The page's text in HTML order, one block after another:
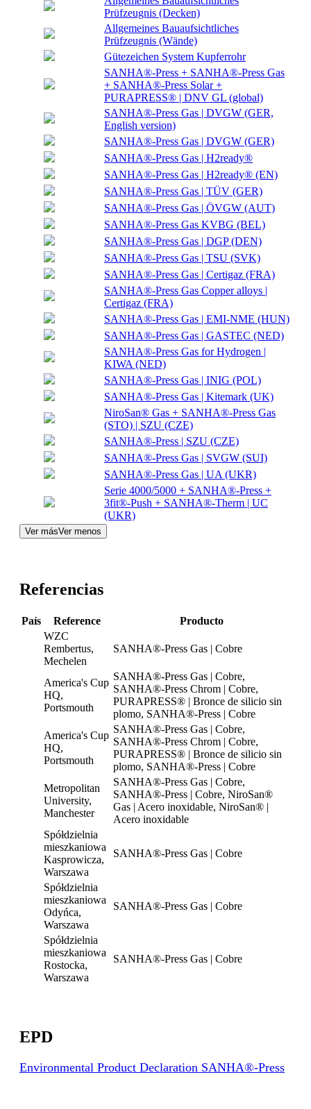
Prüfzeugnis (Decken)
Allgemeines Bauaufsichtliches
Prüfzeugnis (Wände)
Gütezeichen System Kupferrohr
SANHA®-Press + SANHA®-Press Gas
+ SANHA®-Press Solar +
PURAPRESS® | DNV GL (global)
SANHA®-Press Gas | DVGW (GER,
English version)
SANHA®-Press Gas | DVGW (GER)
SANHA®-Press Gas | H2ready®
SANHA®-Press Gas | H2ready® (EN)
SANHA®-Press Gas | TÜV (GER)
SANHA®-Press Gas | ÖVGW (AUT)
SANHA®-Press Gas KVBG (BEL)
SANHA®-Press Gas | DGP (DEN)
SANHA®-Press Gas | TSU (SVK)
SANHA®-Press Gas | Certigaz (FRA)
SANHA®-Press Gas Copper alloys |
Certigaz (FRA)
SANHA®-Press Gas | EMI-NME (HUN)
SANHA®-Press Gas | GASTEC (NED)
SANHA®-Press Gas for Hydrogen |
KIWA (NED)
SANHA®-Press Gas | INIG (POL)
SANHA®-Press Gas | Kitemark (UK)
NiroSan® Gas + SANHA®-Press Gas
(STO) | SZU (CZE)
SANHA®-Press | SZU (CZE)
SANHA®-Press Gas | SVGW (SUI)
SANHA®-Press Gas | UA (UKR)
Serie 4000/5000 + SANHA®-Press +
3fit®-Push + SANHA®-Therm | UC
(UKR)
Ver másVer menos
Referencias
País Reference
Producto
WZC
Rembertus,
Mechelen
SANHA®-Press Gas | Cobre
America's Cup
HQ,
Portsmouth
SANHA®-Press Gas | Cobre,
SANHA®-Press Chrom | Cobre,
PURAPRESS® | Bronce de silicio sin
plomo, SANHA®-Press | Cobre
America's Cup
HQ,
Portsmouth
SANHA®-Press Gas | Cobre,
SANHA®-Press Chrom | Cobre,
PURAPRESS® | Bronce de silicio sin
plomo, SANHA®-Press | Cobre
Metropolitan
University,
Manchester
SANHA®-Press Gas | Cobre,
SANHA®-Press | Cobre, NiroSan®
Gas | Acero inoxidable, NiroSan® |
Acero inoxidable
Spółdzielnia
mieszkaniowa
Kasprowicza,
Warszawa
SANHA®-Press Gas | Cobre
Spółdzielnia
mieszkaniowa
Odyńca,
Warszawa
SANHA®-Press Gas | Cobre
Spółdzielnia
mieszkaniowa
Rostocka,
Warszawa
SANHA®-Press Gas | Cobre
EPD
Environmental Product Declaration SANHA®-Press